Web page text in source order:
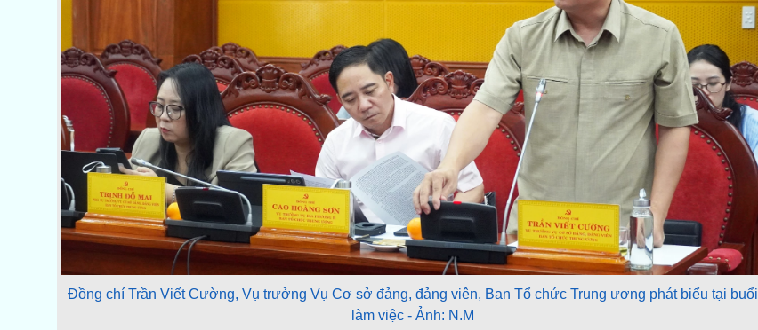
Đồng chí Trần Viết Cường, Vụ trưởng Vụ Cơ sở đảng, đảng viên, Ban Tổ chức Trung ương phát biểu tại buổi
làm việc - Ảnh: N.M